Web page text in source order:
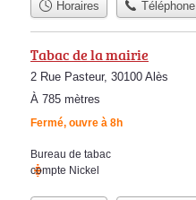
Horaires Téléphone
Tabac de la mairie
2 Rue Pasteur, 30100 Alès
À 785 mètres
Fermé, ouvre à 8h
Bureau de tabac
compte Nickel